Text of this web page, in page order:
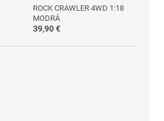
ROCK CRAWLER 4WD 1:18
MODRÁ
39,90 €